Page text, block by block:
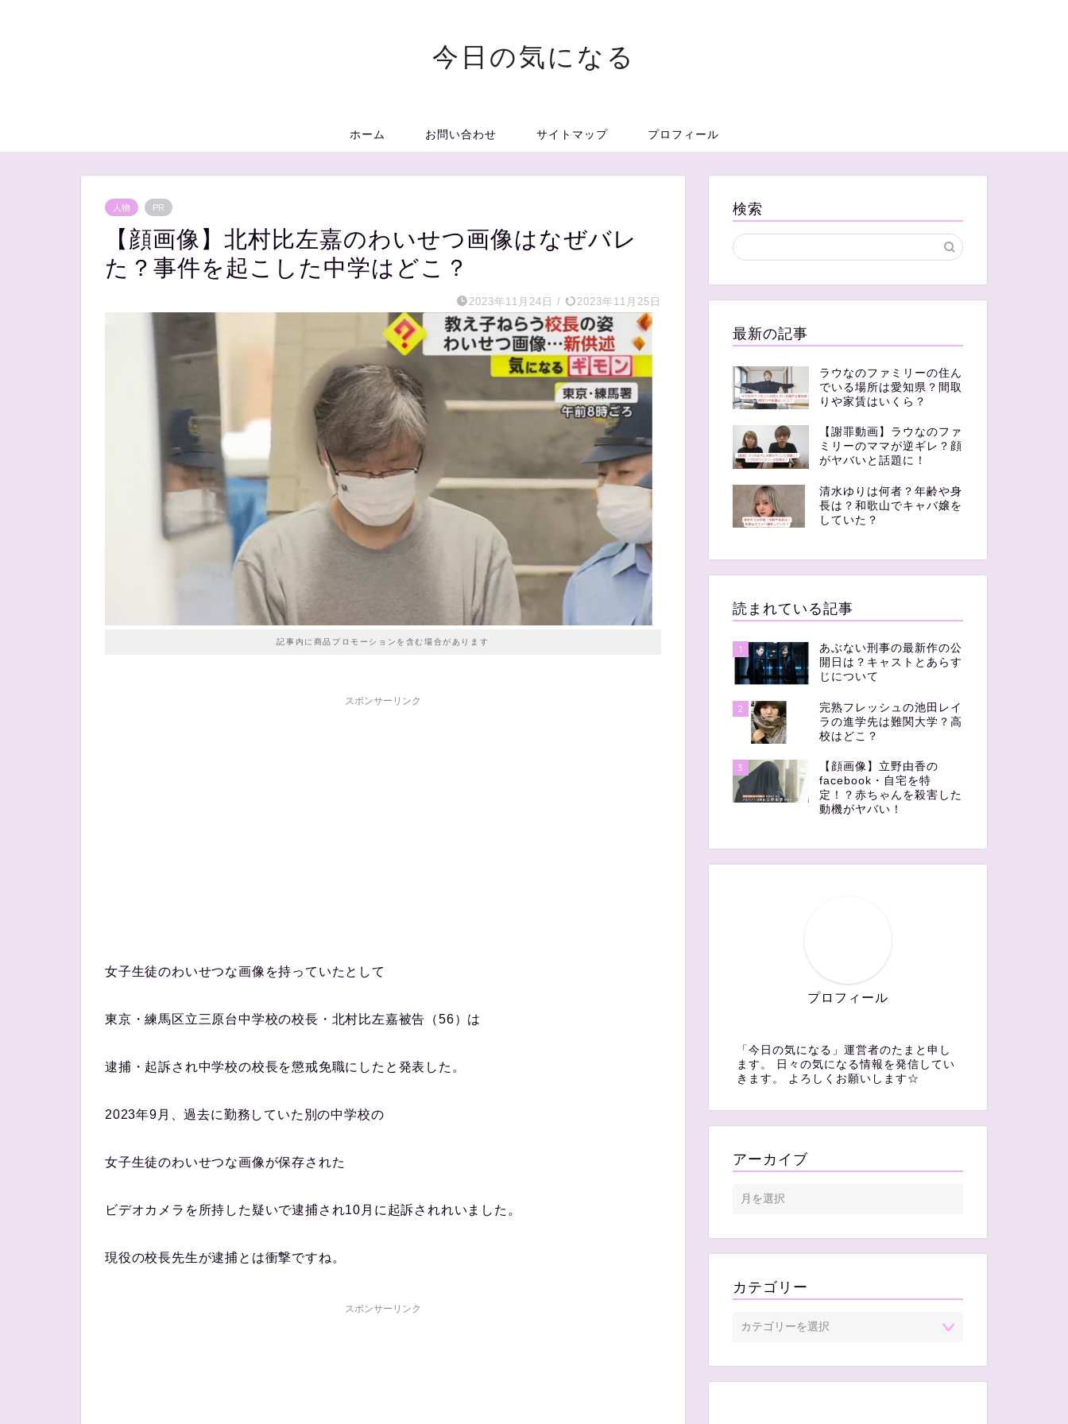
今日の気になる
ホーム お問い合わせ サイトマップ プロフィール
人物 PR
【顔画像】北村比左嘉のわいせつ画像はなぜバレ
た？事件を起こした中学はどこ？
2023年11月24日 / 2023年11月25日
記事内に商品プロモーションを含む場合があります
スポンサーリンク
女子生徒のわいせつな画像を持っていたとして
東京・練馬区立三原台中学校の校長・北村比左嘉被告（56）は
逮捕・起訴され中学校の校長を懲戒免職にしたと発表した。
2023年9月、過去に勤務していた別の中学校の
女子生徒のわいせつな画像が保存された
ビデオカメラを所持した疑いで逮捕され10月に起訴されれいました。
現役の校長先生が逮捕とは衝撃ですね。
スポンサーリンク
検索
最新の記事
ラウなのファミリーの住ん
でいる場所は愛知県？間取
りや家賃はいくら？
【謝罪動画】ラウなのファ
ミリーのママが逆ギレ？顔
がヤバいと話題に！
清水ゆりは何者？年齢や身
長は？和歌山でキャバ嬢を
していた？
読まれている記事
1
あぶない刑事の最新作の公
開日は？キャストとあらす
じについて
2
完熟フレッシュの池田レイ
ラの進学先は難関大学？高
校はどこ？
3
【顔画像】立野由香の
facebook・自宅を特
定！？赤ちゃんを殺害した
動機がヤバい！
プロフィール
「今日の気になる」運営者のたまと申し
ます。 日々の気になる情報を発信してい
きます。 よろしくお願いします☆
アーカイブ
カテゴリー